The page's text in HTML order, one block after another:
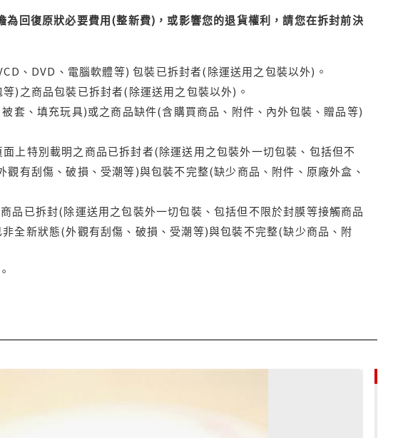
回復原狀必要費用(整新費)，或影響您的退貨權利，請您在拆封前決
、DVD、電腦軟體等) 包裝已拆封者(除運送用之包裝以外)。
)之商品包裝已拆封者(除運送用之包裝以外)。
套、填充玩具)或之商品缺件(含購買商品、附件、內外包裝、贈品等)
上特別載明之商品已拆封者(除運送用之包裝外一切包裝、包括但不
有刮傷、破損、受潮等)與包裝不完整(缺少商品、附件、原廠外盒、
品已拆封(除運送用之包裝外一切包裝、包括但不限於封膜等接觸商品
全新狀態(外觀有刮傷、破損、受潮等)與包裝不完整(缺少商品、附